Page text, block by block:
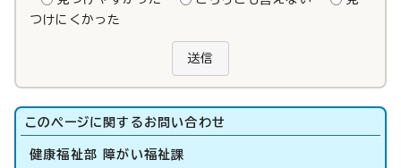
つけにくかった
送信
このページに関する お問い合わせ
健康福祉部 障がい福祉課